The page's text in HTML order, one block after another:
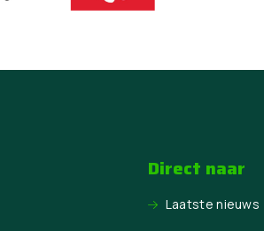
Direct naar
Laatste nieuws